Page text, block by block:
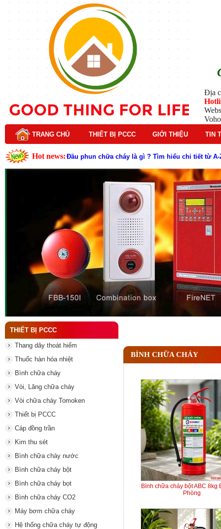
Địa
TRANG CHỦ THIẾT BỊ PCCC GIỚI THIỆU TIN
Hot news: Đầu phun chữa cháy là gì ? Tìm hiểu chi tiết từ A-
Cách kiểm tra và bảo trì hệ thống báo cháy
Cấu tạo và nguyên lý hoạt động của báo cháy
Tìm hiểu chi tiết về hệ thống báo cháy Horing
Các loại thang dây thoát hiểm phổ biến trên thị
Thang dây thoát hiểm có tác dụng gì trong tình
Cấu tạo đầu phun chữa cháy trong hệ thống
Kim thu sét là gì? Cấu tạo, nguyên lý hoạt động
Đầu phun chữa cháy là gì và nguyên lý hoạt động
THIẾT BỊ PCCC
Thang dây thoát hiểm
Thuốc hàn hóa nhiệt
Bình chữa cháy
Vòi, Lăng chữa cháy
Vòi chữa cháy Tomoken
Thiết bị PCCC
Cáp đồng trần
Kim thu sét
Bình chữa cháy nước
Bình chữa cháy bột
Bình chữa cháy bọt
Bình chữa cháy CO2
Máy bơm chữa cháy
Hệ thống chữa cháy tự động
BÌNH CHỮA CHÁY
Bình chữa cháy bột ABC 8kg
Phòng